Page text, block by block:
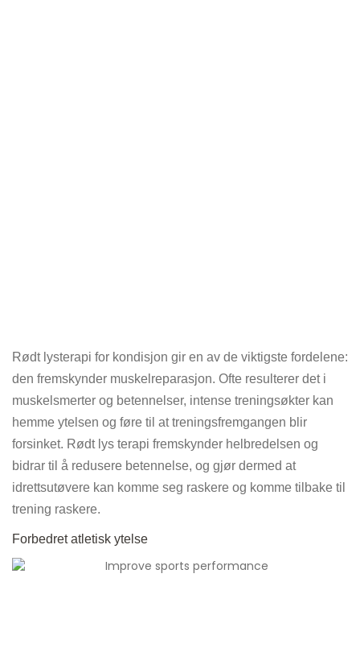
Rødt lysterapi for kondisjon gir en av de viktigste fordelene:
den fremskynder muskelreparasjon. Ofte resulterer det i
muskelsmerter og betennelser, intense treningsøkter kan
hemme ytelsen og føre til at treningsfremgangen blir
forsinket. Rødt lys terapi fremskynder helbredelsen og
bidrar til å redusere betennelse, og gjør dermed at
idrettsutøvere kan komme seg raskere og komme tilbake til
trening raskere.
Forbedret atletisk ytelse